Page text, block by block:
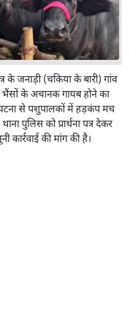
के जनाड़ी (चकिया के बारी) गांव
भैंसों के अचानक गायब होने का
से पशुपालकों में हड़कंप मच
पुलिस को प्रार्थना पत्र देकर
कार्रवाई की मांग की है।